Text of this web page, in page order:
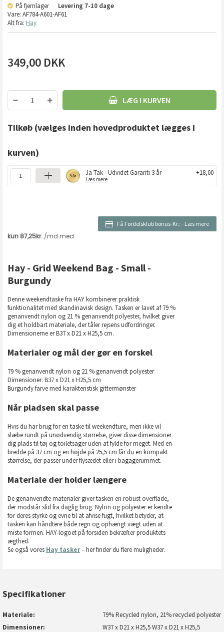
På fjernlager Levering 7-10 dage
Vare: AF784-A601-AF61
Alt fra: Hay
349,00 DKK
LÆG I KURVEN
Tilkøb (vælges inden hovedproduktet lægges i
kurven)
Ja Tak - Udvidet Garanti 3 år
Læs mere
+18,00
Få Fordelsklub bonus-Kr.: - Læs mere
Hay - Grid Weekend Bag - Small -
Burgundy
Denne weekendtaske fra HAY kombinerer praktisk
funktionalitet med skandinavisk design. Tasken er lavet af 79 %
genanvendt nylon og 21 % genanvendt polyester, hvilket giver
dig et holdbart materiale, der tåler rejsens udfordringer.
Dimensionerne er B37 x D21 x H25,5 cm.
Materialer og mål der gør en forskel
79 % genanvendt nylon og 21 % genanvendt polyester
Dimensioner: B37 x D21 x H25,5 cm
Burgundy farve med karakteristisk gittermønster
Når pladsen skal passe
Hvis du har brug for en taske til weekendture, men ikke vil
slæbe rundt på unødvendig størrelse, giver disse dimensioner
dig plads til tøj og toiletsager uden at fylde for meget. Med en
bredde på 37 cm og en højde på 25,5 cm får du en kompakt
størrelse, der passer under flysædet eller i bagagerummet.
Materiale der holder længere
De genanvendte materialer giver tasken en robust overflade,
der modstår slid fra daglig brug. Nylon og polyester er kendte
for deres styrke og evne til at afvise fugt, hvilket betyder, at
tasken kan håndtere både regn og ophængt vægt uden at
miste formen. HAY-logoet på forsiden bekræfter produktets
ægthed.
Se også vores Hay tasker– her finder du flere muligheder.
Specifikationer
Materiale
79% Recycled nylon, 21% recycled polyester
Dimensioner
W37 x D21 x H25,5 W37 x D21 x H25,5